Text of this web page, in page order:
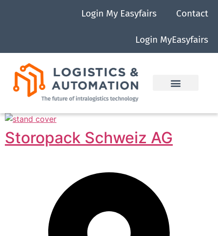
Login My Easyfairs Contact
Login MyEasyfairs
Storopack Schweiz AG